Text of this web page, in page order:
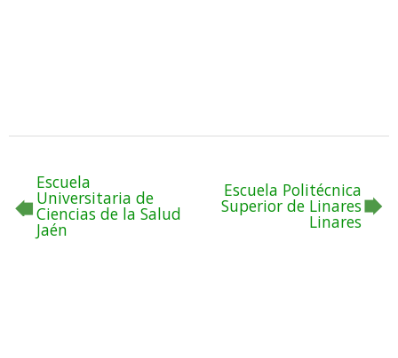
Escuela
Universitaria de
Ciencias de la Salud
Jaén
Escuela Politécnica
Superior de Linares
Linares